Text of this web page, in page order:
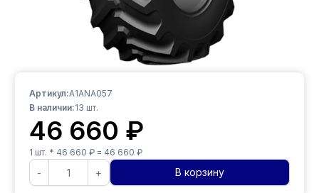
Артикул:A1ANA057
В наличии:13 шт.
46 660 ₽
1 шт. * 46 660 ₽ = 46 660 ₽
- + В корзину